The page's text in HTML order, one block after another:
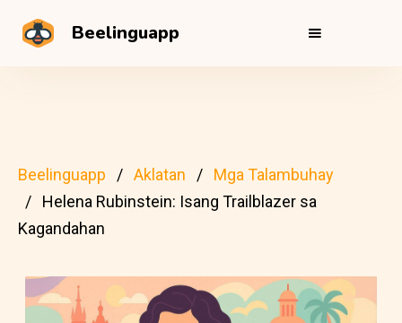
Beelinguapp
Beelinguapp Aklatan
Mga Talambuhay
Helena Rubinstein: Isang Trailblazer sa
Kagandahan